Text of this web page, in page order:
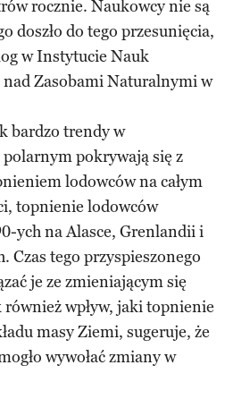
rocznie. Naukowcy nie są
doszło do tego przesunięcia,
w Instytucie Nauk
Zasobami Naturalnymi w
bardzo trendy w
pokrywają się z
lodowców na całym
topnienie lodowców
ych na Alasce, Grenlandii i
Czas tego przyspieszonego
je ze zmieniającym się
wpływ, jaki topnienie
masy Ziemi, sugeruje, że
wywołać zmiany w